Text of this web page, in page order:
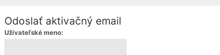
Odoslať aktivačný email
Užívateľské meno: